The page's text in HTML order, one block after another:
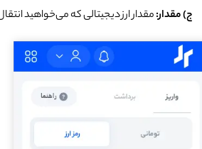
ج) مقدار:مقدار ارز دیجیتالی که می‌خواهید